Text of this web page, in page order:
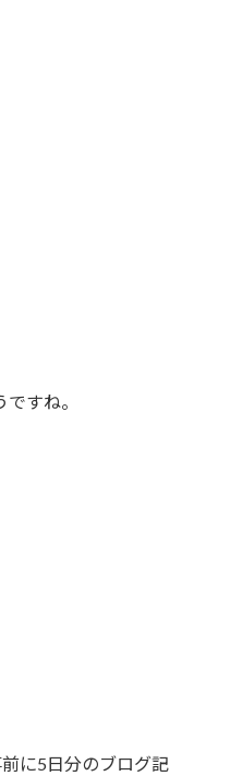
すね。
に5日分のブログ記